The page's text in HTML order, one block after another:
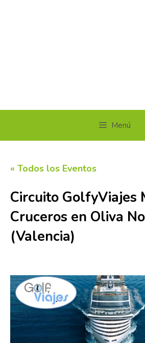
Menú
« Todos los Eventos
Circuito GolfyViajes
Cruceros en Oliva
(Valencia)